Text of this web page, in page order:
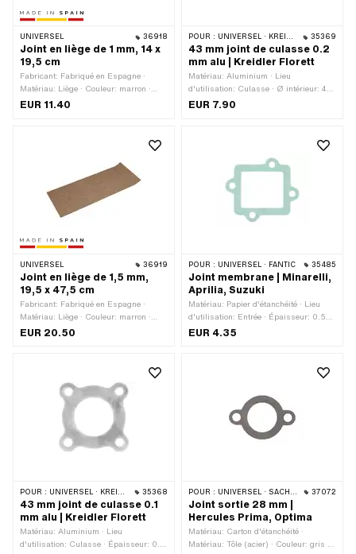
UNIVERSEL 36918
Joint en liège de 1 mm, 14 x
19,5 cm
Fabricant: Fabriqué en Espagne ·
Matériau: Liège · Couleur: marron ·
Nombre de composants: 1 pcs ·
EUR 11.40
POUR : UNIVERSEL · KREIDLER 35369
43 mm joint de culasse 0.2
mm alu | Kreidler Florett
Matériau: Aluminium · Lieu
d'utilisation: Culasse · Ø intérieur: 43
mm · Diamètre nominal: 43 mm ·
EUR 7.90
UNIVERSEL 36919
Joint en liège de 1,5 mm,
19,5 x 47,5 cm
Fabricant: Fabriqué en Espagne ·
Matériau: Liège · Couleur: marron ·
Nombre de composants: 1 pcs ·
EUR 20.50
POUR : UNIVERSEL · FANTIC 35485
Joint membrane | Minarelli,
Aprilia, Suzuki
Matériau: Papier d'étanchéité · Lieu
d'utilisation: Entrée · Épaisseur: 0.5
mm · Champ d'application: Racing ·
EUR 4.35
POUR : UNIVERSEL · KREIDLER 35368
43 mm joint de culasse 0.1
mm alu | Kreidler Florett
Matériau: Aluminium · Lieu
d'utilisation: Culasse · Épaisseur: 0.1
POUR : UNIVERSEL · SACHS · HERCULES 37072
Joint sortie 28 mm |
Hercules Prima, Optima
Matériau: Carton d'étanchéité ·
Matériau: Tôle (acier) · Couleur: gris ·